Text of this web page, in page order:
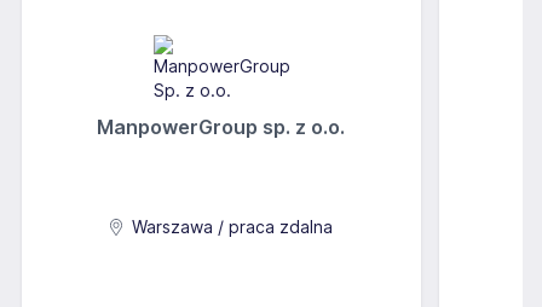
ManpowerGroup sp. z o.o.
Warszawa / praca zdalna